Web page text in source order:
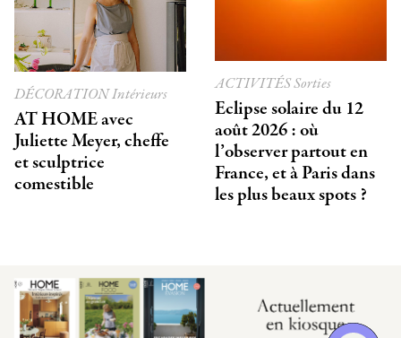
DÉCORATIONIntérieurs
AT HOME avec
Juliette Meyer, cheffe
et sculptrice
comestible
ACTIVITÉSSorties
Eclipse solaire du 12
août 2026 : où
l’observer partout en
France, et à Paris dans
les plus beaux spots ?